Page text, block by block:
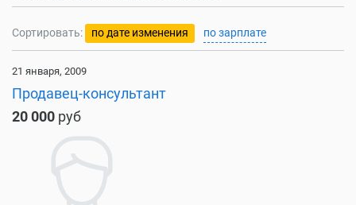
Сортировать: по дате изменения по зарплате
21 января, 2009
Продавец-консультант
20 000 руб